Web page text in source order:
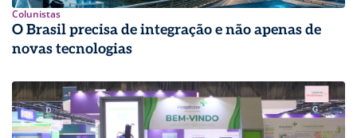
Colunistas
O Brasil precisa de integração e não apenas de
novas tecnologias